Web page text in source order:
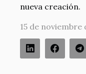
nueva creación.
15 de noviembre